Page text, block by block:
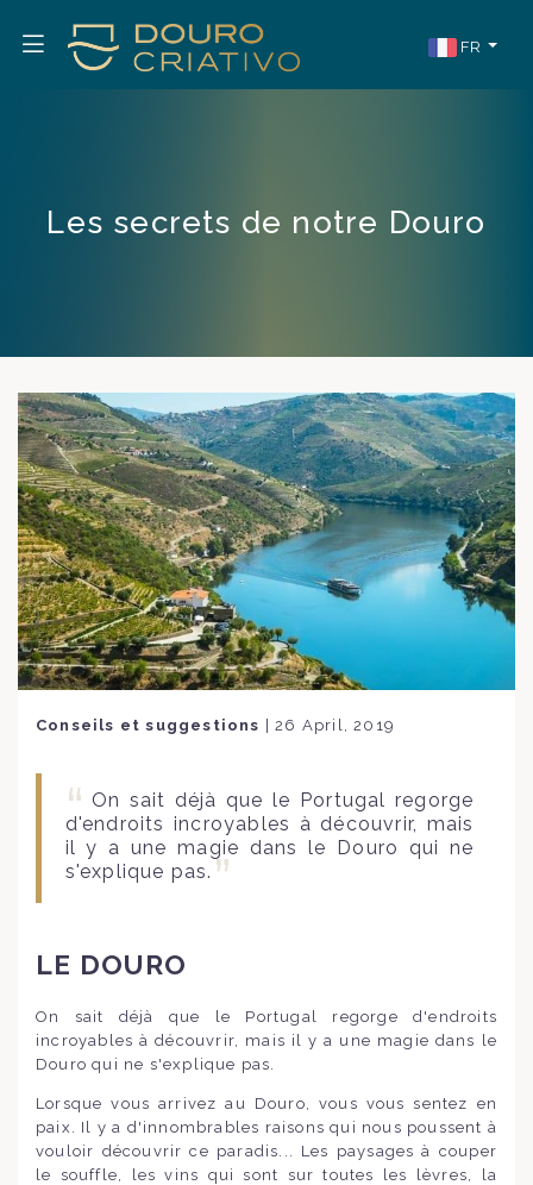
FR
Les secrets de notre Douro
Conseils et suggestions |26 April, 2019
On sait déjà que le Portugal regorge
d'endroits incroyables à découvrir, mais
il y a une magie dans le Douro qui ne
s'explique pas.
LE DOURO
On sait déjà que le Portugal regorge d'endroits
incroyables à découvrir, mais il y a une magie dans le
Douro qui ne s'explique pas.
Lorsque vous arrivez au Douro, vous vous sentez en
paix. Il y a d'innombrables raisons qui nous poussent à
vouloir découvrir ce paradis... Les paysages à couper
le souffle, les vins qui sont sur toutes les lèvres, la